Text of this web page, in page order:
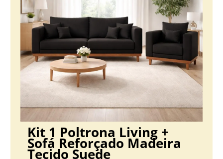
Kit 1 Poltrona Living +
Sofá Reforçado Madeira
Tecido Suede